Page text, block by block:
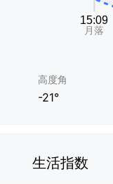
高度角
-21°
生活指数